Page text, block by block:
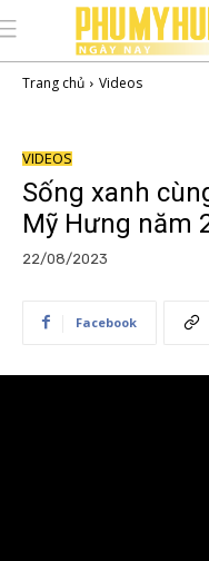
Trang chủ Videos
VIDEOS
Sống xanh
Mỹ Hưng năm
22/08/2023
Facebook